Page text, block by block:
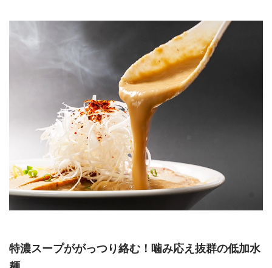
特濃スープががっつり絡む！噛み応え抜群の低加水